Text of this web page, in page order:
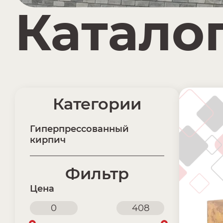
Категории
Гиперпрессованный
кирпич
Фильтр
Цена